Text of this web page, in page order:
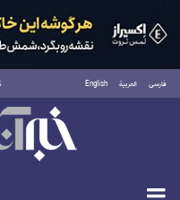
فارسی العربية English
پنجشنبه ۱۵ مرداد ۱۴۰۵